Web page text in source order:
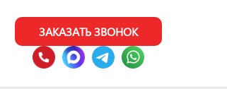
ЗАКАЗАТЬ ЗВОНОК